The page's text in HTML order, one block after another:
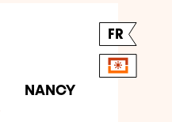
FR
NANCY